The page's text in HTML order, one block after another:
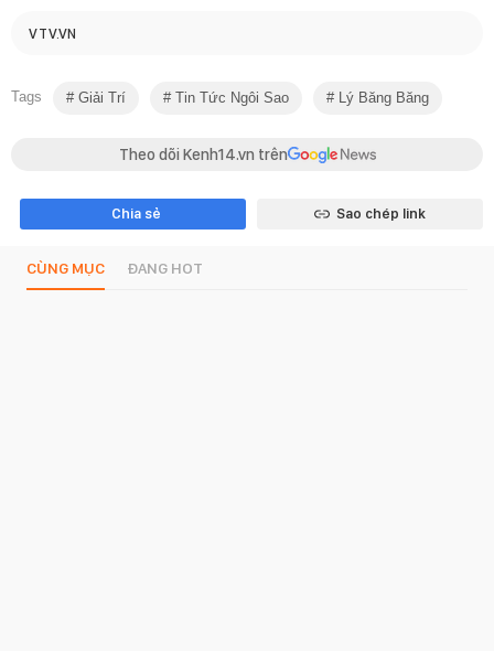
VTV.VN
Tags Giải Trí Tin Tức Ngôi Sao Lý Băng Băng
Theo dõi Kenh14.vn trên
Chia sẻ Sao chép link
CÙNG MỤC ĐANG HOT